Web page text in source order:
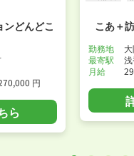
どんどこ
円
ら
こあ＋
勤務地
最寄駅
月給